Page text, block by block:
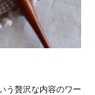
う贅沢な内容のワー